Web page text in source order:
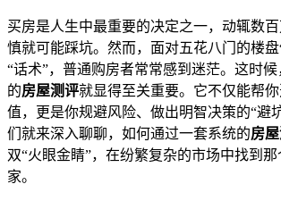
买房是人生中最重要的决定之一，动辄数
慎就可能踩坑。然而，面对五花八门的楼
“话术”，普通购房者常常感到迷茫。这时
的房屋测评就显得至关重要。它不仅能帮
值，更是你规避风险、做出明智决策的“避
们就来深入聊聊，如何通过一套系统的房
双“火眼金睛”，在纷繁复杂的市场中找到
家。